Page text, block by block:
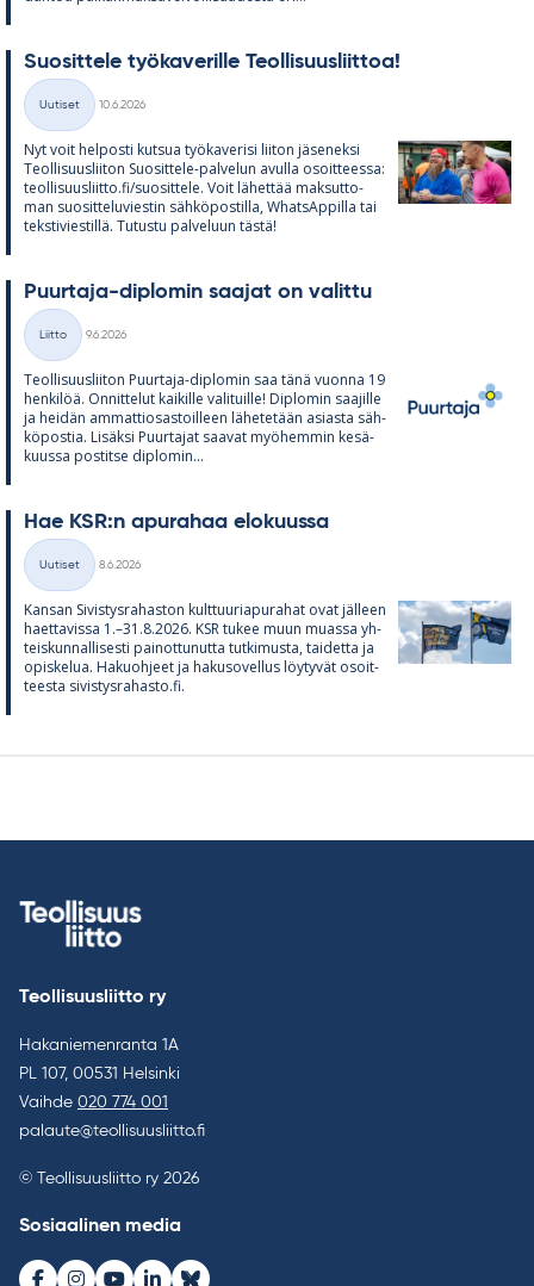
Suo­sit­tele työ­ka­ve­rille Teol­li­suus­liit­toa!
Kategoriat
Uutiset
10.6.2026
Nyt voit hel­posti kut­sua työ­ka­ve­risi lii­ton jä­se­neksi
Teol­li­suus­lii­ton Suo­sit­tele-pal­ve­lun avulla osoit­teessa:
teol­li­suus­liitto.fi/suo­sit­tele. Voit lä­het­tää mak­sut­to­
man suo­sit­te­lu­vies­tin säh­kö­pos­tilla, What­sAp­pilla tai
teks­ti­vies­tillä. Tu­tustu pal­ve­luun tästä!
Puur­taja-diplo­min saa­jat on va­littu
Kategoriat
Liitto
9.6.2026
Teol­li­suus­lii­ton Puur­taja-diplo­min saa tänä vuonna 19
hen­ki­löä. On­nit­te­lut kai­kille va­li­tuille! Diplo­min saa­jille
ja hei­dän am­mat­tio­sas­toil­leen lä­he­te­tään asiasta säh­
kö­pos­tia. Li­säksi Puur­ta­jat saa­vat myö­hem­min ke­sä­
kuussa pos­titse diplo­min...
Hae KSR:n apu­ra­haa elo­kuussa
Kategoriat
Uutiset
8.6.2026
Kan­san Si­vis­tys­ra­has­ton kult­tuu­ria­pu­ra­hat ovat jäl­leen
haet­ta­vissa 1.–31.8.2026. KSR tu­kee muun muassa yh­
teis­kun­nal­li­sesti pai­not­tu­nutta tut­ki­musta, tai­detta ja
opis­ke­lua. Ha­kuoh­jeet ja ha­kuso­vel­lus löy­ty­vät osoit­
teesta si­vis­tys­ra­hasto.fi.
Teollisuusliitto ry
Hakaniemenranta 1A
PL 107, 00531 Helsinki
Vaihde 020 774 001
palaute@teollisuusliitto.fi
© Teollisuusliitto ry 2026
Sosiaalinen media